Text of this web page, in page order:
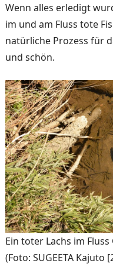
Wenn alles erledigt
im und am Fluss tote
natürliche Prozess für
und schön.
Ein toter Lachs im Fluss
(Foto: SUGEETA Kajuto